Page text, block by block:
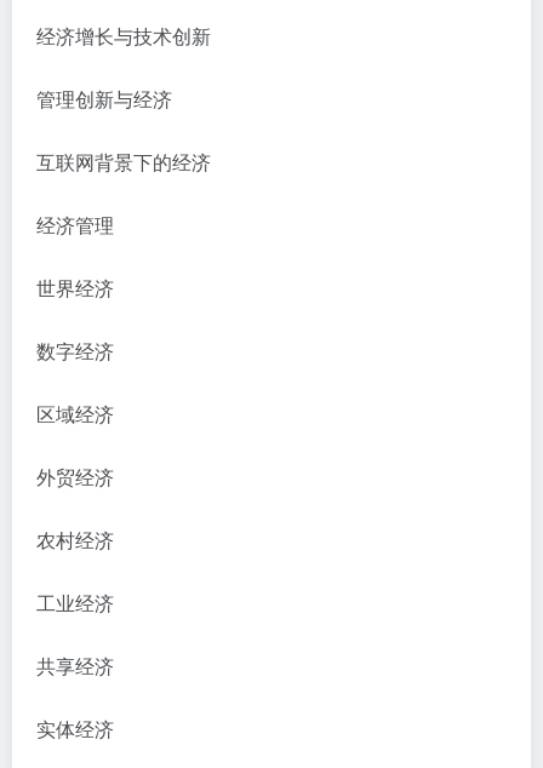
经济增长与技术创新
管理创新与经济
互联网背景下的经济
经济管理
世界经济
数字经济
区域经济
外贸经济
农村经济
工业经济
共享经济
实体经济